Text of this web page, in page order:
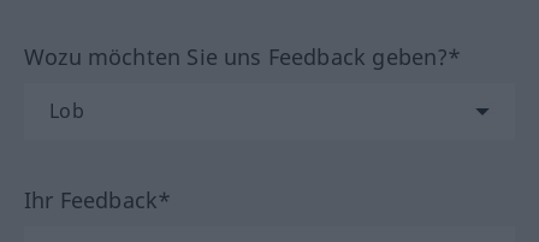
Wozu möchten Sie uns Feedback geben?*
Ihr Feedback*